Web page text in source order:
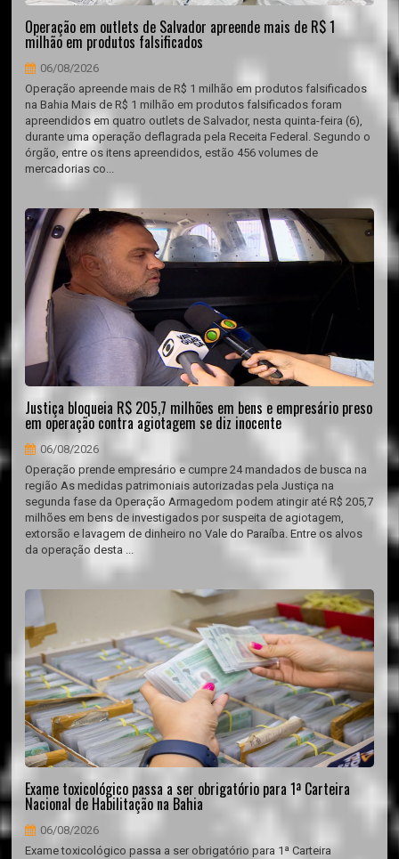
Operação em outlets de Salvador apreende mais de R$ 1
milhão em produtos falsificados
06/08/2026
Operação apreende mais de R$ 1 milhão em produtos falsificados
na Bahia Mais de R$ 1 milhão em produtos falsificados foram
apreendidos em quatro outlets de Salvador, nesta quinta-feira (6),
durante uma operação deflagrada pela Receita Federal. Segundo o
órgão, entre os itens apreendidos, estão 456 volumes de
mercadorias co...
Justiça bloqueia R$ 205,7 milhões em bens e empresário preso
em operação contra agiotagem se diz inocente
06/08/2026
Operação prende empresário e cumpre 24 mandados de busca na
região As medidas patrimoniais autorizadas pela Justiça na
segunda fase da Operação Armagedom podem atingir até R$ 205,7
milhões em bens de investigados por suspeita de agiotagem,
extorsão e lavagem de dinheiro no Vale do Paraíba. Entre os alvos
da operação desta ...
Exame toxicológico passa a ser obrigatório para 1ª Carteira
Nacional de Habilitação na Bahia
06/08/2026
Exame toxicológico passa a ser obrigatório para 1ª Carteira